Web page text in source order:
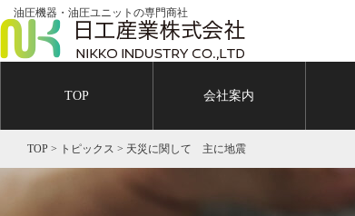
油圧機器・油圧ユニットの専門商社
TOP 会社案内
TOP > トピックス > 天災に関して 主に地震